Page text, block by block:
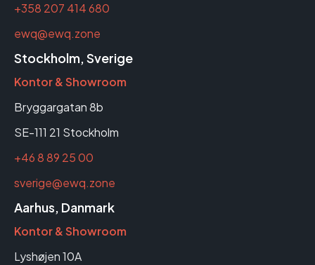
+358 207 414 680
ewq@ewq.zone
Stockholm, Sverige
Kontor & Showroom
Bryggargatan 8b
SE-111 21 Stockholm
+46 8 89 25 00
sverige@ewq.zone
Aarhus, Danmark
Kontor & Showroom
Lyshøjen 10A